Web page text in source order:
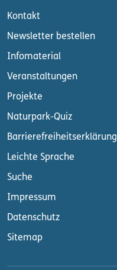
Kontakt
Newsletter bestellen
Infomaterial
Veranstaltungen
Projekte
Naturpark-Quiz
Barrierefreiheitserklärung
Leichte Sprache
Suche
Impressum
Datenschutz
Sitemap